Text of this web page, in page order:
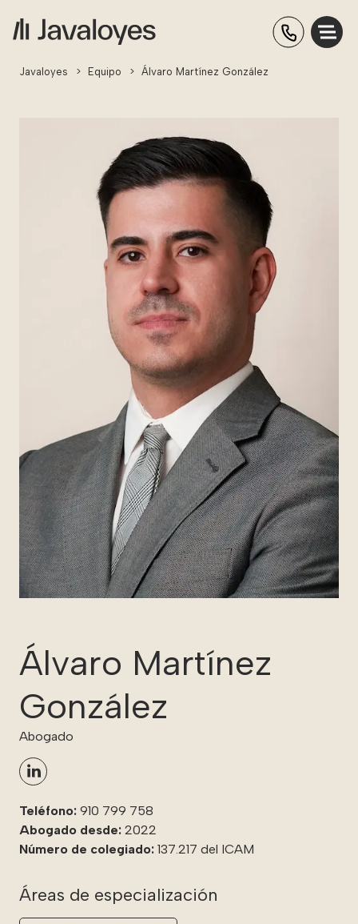
Javaloyes > Equipo > Álvaro Martínez González
Álvaro Martínez
González
Abogado
Teléfono: 910 799 758
Abogado desde: 2022
Número de colegiado: 137.217 del ICAM
Áreas de especialización